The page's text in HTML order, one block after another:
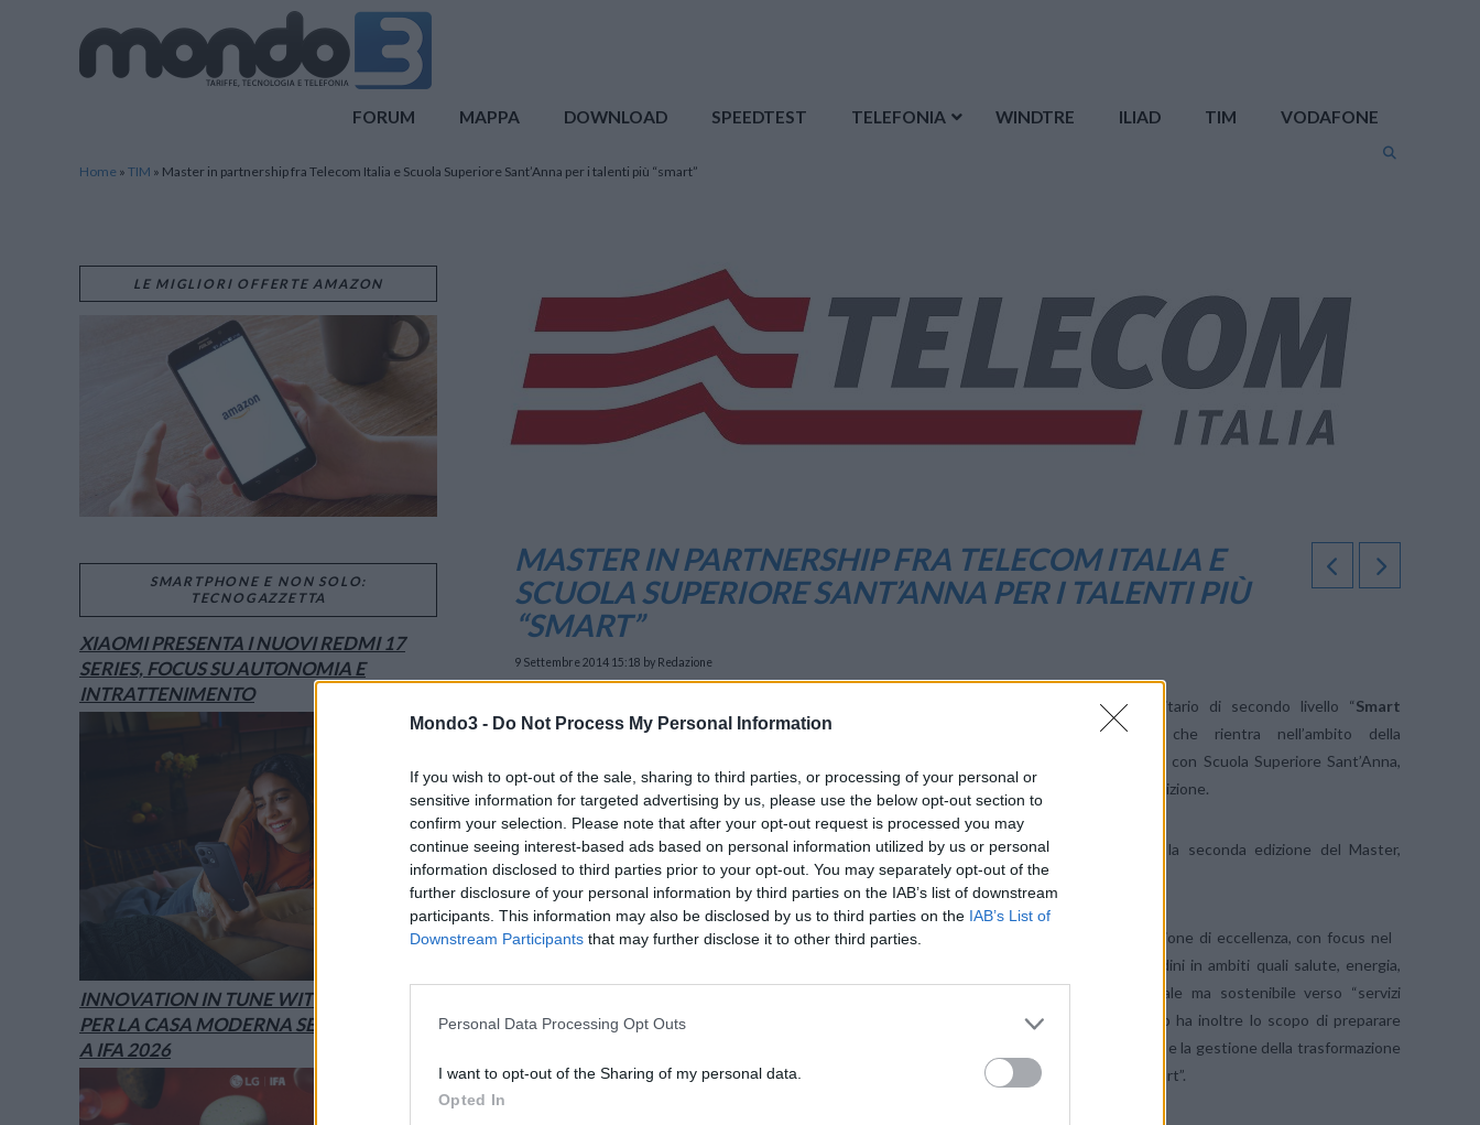
Mondo3 - Do Not Process My Personal Information
If you wish to opt-out of the sale, sharing to third parties, or processing of your personal or
sensitive information for targeted advertising by us, please use the below opt-out section to
confirm your selection. Please note that after your opt-out request is processed you may
continue seeing interest-based ads based on personal information utilized by us or personal
information disclosed to third parties prior to your opt-out. You may separately opt-out of the
further disclosure of your personal information by third parties on the IAB’s list of downstream
participants. This information may also be disclosed by us to third parties on the IAB’s List of
Downstream Participants that may further disclose it to other third parties.
Personal Data Processing Opt Outs
I want to opt-out of the Sharing of my personal data.
Opted In
FORUM MAPPA DOWNLOAD SPEEDTEST TELEFONIA WINDTRE ILIAD TIM VODAFONE
Home » TIM » Master in partnership fra Telecom Italia e Scuola Superiore Sant’Anna per i talenti più “smart”
MASTER IN PARTNERSHIP FRA TELECOM ITALIA E
SCUOLA SUPERIORE SANT’ANNA PER I TALENTI PIÙ
“SMART”
9 Settembre 2014 15:18 by Redazione
Smart, proprio come il Master universitario di secondo livello “Smart
Solutions – Smart Communities
”, che rientra nell’ambito della
consolidata partnership di Telecom Italia con Scuola Superiore Sant’Anna,
giunto ai nastri di partenza per la nuova edizione.
Si è inaugurato infatti ieri presso l’aula magna della Scuola Superiore Sant’Anna di Pisa la seconda edizione del Master,
interamente finanziato da Telecom Italia, che formerà 16 giovani talenti laureati in ingegneria.
In particolare, ai partecipanti al corso verrà offerta la possibilità di raggiungere una preparazione di eccellenza, con focus nel
settore delle nuove tecnologie per il business e per migliorare la qualità della vita dei cittadini in ambiti quali salute, energia,
monitoraggio (anche a distanza), nonché le competenze per guidare la transizione radicale ma sostenibile verso “servizi
intelligenti”, facendo evolvere la società verso le “Smart Communities”. Il percorso formativo ha inoltre lo scopo di preparare
i giovani in settori che utilizzano tecnologie innovative, attraverso la progettazione, lo sviluppo e la gestione della trasformazione
con lo scopo di definire e lanciare nuovi prodotti e servizi fondamentali ed innovativi di tipo “smart”.
LE MIGLIORI OFFERTE AMAZON
SMARTPHONE E NON SOLO:
TECNOGAZZETTA
XIAOMI PRESENTA I NUOVI REDMI 17
SERIES, FOCUS SU AUTONOMIA E
INTRATTENIMENTO
INNOVATION IN TUNE WITH YOU: L’AI
PER LA CASA MODERNA SECONDO LG È
A IFA 2026